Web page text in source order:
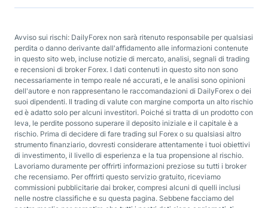
Avviso sui rischi: DailyForex non sarà ritenuto responsabile per qualsiasi
perdita o danno derivante dall'affidamento alle informazioni contenute
in questo sito web, incluse notizie di mercato, analisi, segnali di trading
e recensioni di broker Forex. I dati contenuti in questo sito non sono
necessariamente in tempo reale né accurati, e le analisi sono opinioni
dell'autore e non rappresentano le raccomandazioni di DailyForex o dei
suoi dipendenti. Il trading di valute con margine comporta un alto rischio
ed è adatto solo per alcuni investitori. Poiché si tratta di un prodotto con
leva, le perdite possono superare il deposito iniziale e il capitale è a
rischio. Prima di decidere di fare trading sul Forex o su qualsiasi altro
strumento finanziario, dovresti considerare attentamente i tuoi obiettivi
di investimento, il livello di esperienza e la tua propensione al rischio.
Lavoriamo duramente per offrirti informazioni preziose su tutti i broker
che recensiamo. Per offrirti questo servizio gratuito, riceviamo
commissioni pubblicitarie dai broker, compresi alcuni di quelli inclusi
nelle nostre classifiche e su questa pagina. Sebbene facciamo del